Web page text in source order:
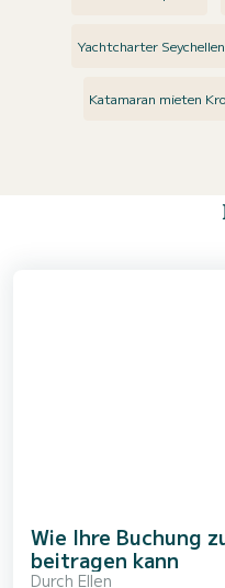
Yachtcharter Seychellen
Katamaran mieten
Wie Ihre Buchung
beitragen kann
Durch Ellen